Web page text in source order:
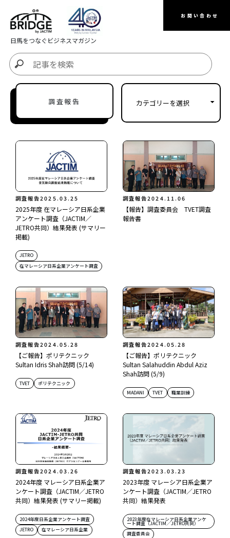
お問い合わせ
日馬をつなぐビジネスマガジン
調査報告
調査報告2025.03.25
2025年度 在マレーシア日系企業
アンケート調査（JACTIM／
JETRO共同）結果発表 (サマリー
掲載)
JETRO
在マレーシア日系企業アンケート調査
調査報告2024.11.06
【報告】調査委員会 TVET調査
報告書
調査報告2024.05.28
【ご報告】ポリテクニック
Sultan Idris Shah訪問 (5/14)
TVET ポリテクニック
調査報告2024.05.28
【ご報告】ポリテクニック
Sultan Salahuddin Abdul Aziz
Shah訪問 (5/9)
MADANI TVET 職業訓練
調査報告2024.03.26
2024年度 マレーシア日系企業ア
ンケート調査（JACTIM／JETRO
共同）結果発表 (サマリー掲載)
2024年度日系企業アンケート調査
JETRO
在マレーシア日系企業
調査報告2023.03.23
2023年度 マレーシア日系企業ア
ンケート調査（JACTIM／JETRO
共同）結果発表
2023年度在マレーシア日系企業アンケ
ート調査（JACTIM／JETRO共同）
調査委員会